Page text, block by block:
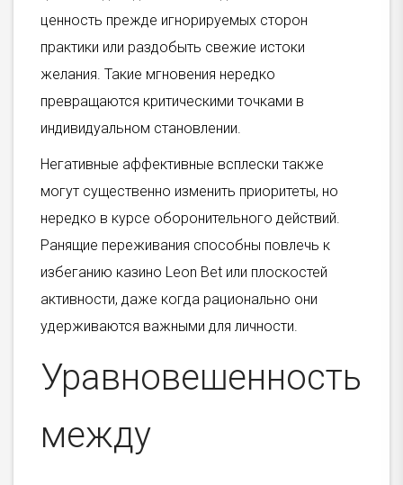
ценность прежде игнорируемых сторон
практики или раздобыть свежие истоки
желания. Такие мгновения нередко
превращаются критическими точками в
индивидуальном становлении.
Негативные аффективные всплески также
могут существенно изменить приоритеты, но
нередко в курсе оборонительного действий.
Ранящие переживания способны повлечь к
избеганию казино Leon Bet или плоскостей
активности, даже когда рационально они
удерживаются важными для личности.
Уравновешенность
между